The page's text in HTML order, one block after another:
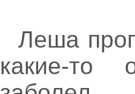
Леша
какие-то